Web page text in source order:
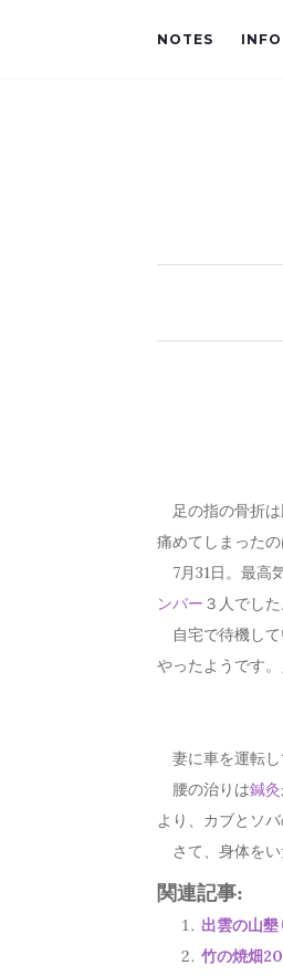
NOTES INFO
足の指の骨折は
痛めてしまったの
7月31日。最高
ンバー ３人でした
自宅で待機して
やったようです。
妻に車を運転し
腰の治りは鍼灸
より、カブとソ
さて、身体をい
関連記事:
出雲の山
竹の焼畑